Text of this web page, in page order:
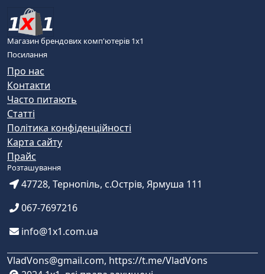
Магазин брендових комп'ютерів 1х1
Посилання
Про нас
Контакти
Часто питають
Статті
Політика конфіденційності
Карта сайту
Прайс
Розташування
47728, Тернопіль, с.Острів, Ярмуша 111
067-7697216
info@1x1.com.ua
VladVons@gmail.com, https://t.me/VladVons